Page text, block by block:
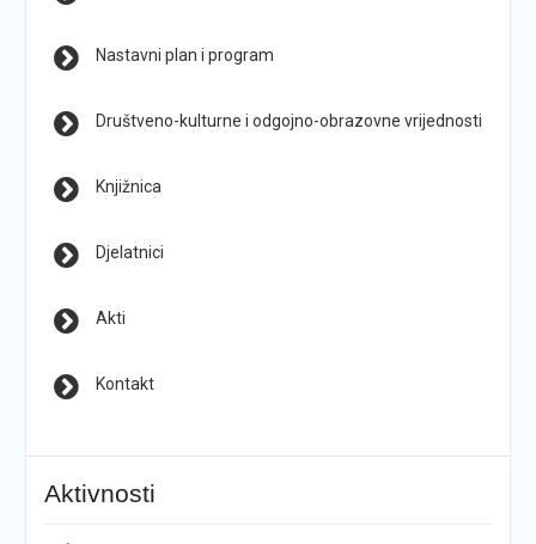
Nastavni plan i program
Društveno-kulturne i odgojno-obrazovne vrijednosti
Knjižnica
Djelatnici
Akti
Kontakt
Aktivnosti